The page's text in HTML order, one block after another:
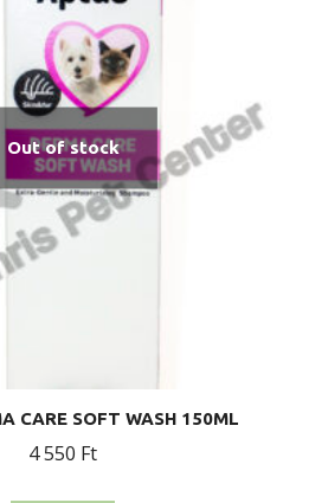
Out of stock
CARE SOFT WASH 150ML
4 550 Ft